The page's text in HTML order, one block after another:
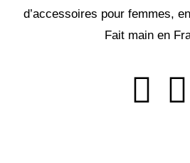
d’accessoires pour femmes,
Fait main en